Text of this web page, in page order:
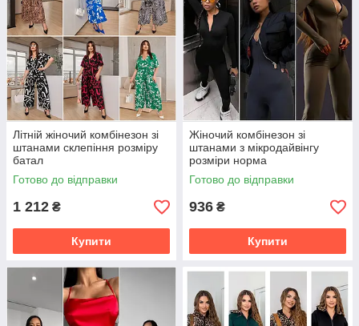
Літній жіночий комбінезон зі
штанами склепіння розміру
батал
Готово до відправки
1 212 ₴
Купити
Жіночий комбінезон зі
штанами з мікродайвінгу
розміри норма
Готово до відправки
936 ₴
Купити